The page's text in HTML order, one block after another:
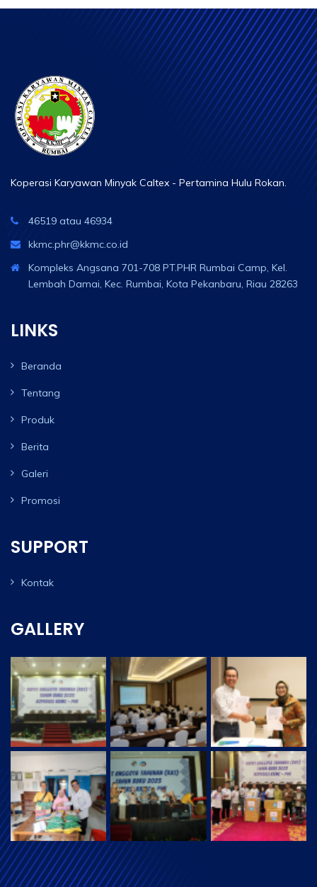
Koperasi Karyawan Minyak Caltex - Pertamina Hulu Rokan.
46519 atau 46934
kkmc.phr@kkmc.co.id
Kompleks Angsana 701-708 PT.PHR Rumbai Camp, Kel.
Lembah Damai, Kec. Rumbai, Kota Pekanbaru, Riau 28263
LINKS
Beranda
Tentang
Produk
Berita
Galeri
Promosi
SUPPORT
Kontak
GALLERY